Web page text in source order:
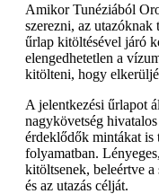
Amikor Tunéziából
szerezni, az
űrlap kitöltésével járó
elengedhetetlen a
kitölteni, hogy
A jelentkezési űrlapot
nagykövetség
érdeklődők mintákat is
folyamatban.
kitöltsenek, beleértve a
és az utazás célját.